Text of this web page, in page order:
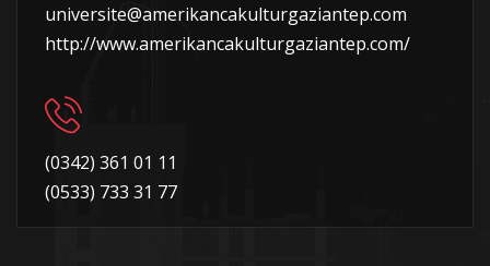
universite@amerikancakulturgaziantep.com
http://www.amerikancakulturgaziantep.com/
(0342) 361 01 11
(0533) 733 31 77